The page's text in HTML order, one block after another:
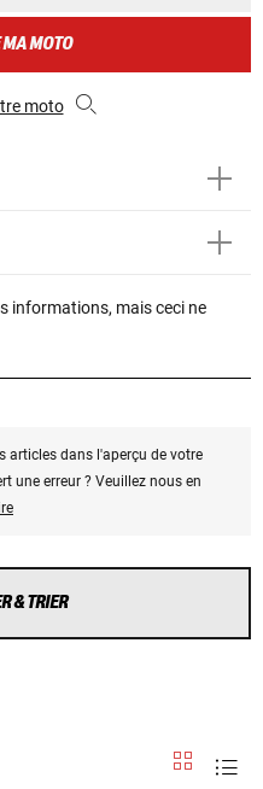
MOTO
moto
informations, mais ceci ne
articles dans l'aperçu de votre
une erreur ? Veuillez nous en
& TRIER